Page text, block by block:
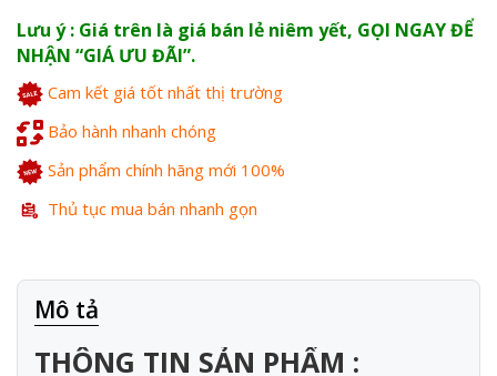
Lưu ý : Giá trên là giá bán lẻ niêm yết, GỌI NGAY ĐỂ
NHẬN “GIÁ ƯU ĐÃI”.
Cam kết giá tốt nhất thị trường
Bảo hành nhanh chóng
Sản phẩm chính hãng mới 100%
Thủ tục mua bán nhanh gọn
Mô tả
THÔNG TIN SẢN PHẨM :